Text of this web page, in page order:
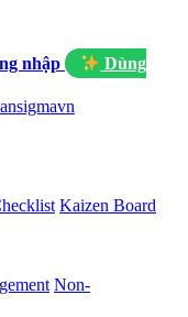
nhập
Dùng
Kaizen Board
Non-